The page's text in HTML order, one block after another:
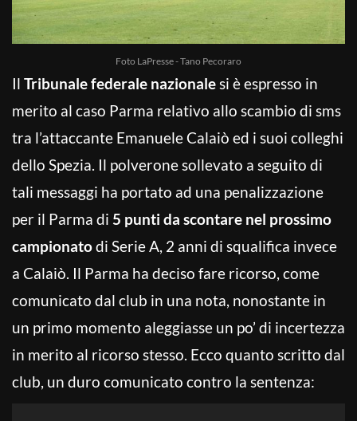
Foto LaPresse - Tano Pecoraro
Il Tribunale federale nazionalesi è espresso in
merito al caso Parma relativo allo scambio di sms
tra l’attaccante Emanuele Calaiò ed i suoi colleghi
dello Spezia. Il polverone sollevato a seguito di
tali messaggi ha portato ad una penalizzazione
per il Parma di 5 punti da scontare nel prossimo
campionatodi Serie A, 2 anni di squalifica invece
a Calaiò. Il Parma ha deciso fare ricorso, come
comunicato dal club in una nota, nonostante in
un primo momento aleggiasse un po’ di incertezza
in merito al ricorso stesso. Ecco quanto scritto dal
club, un duro comunicato contro la sentenza: